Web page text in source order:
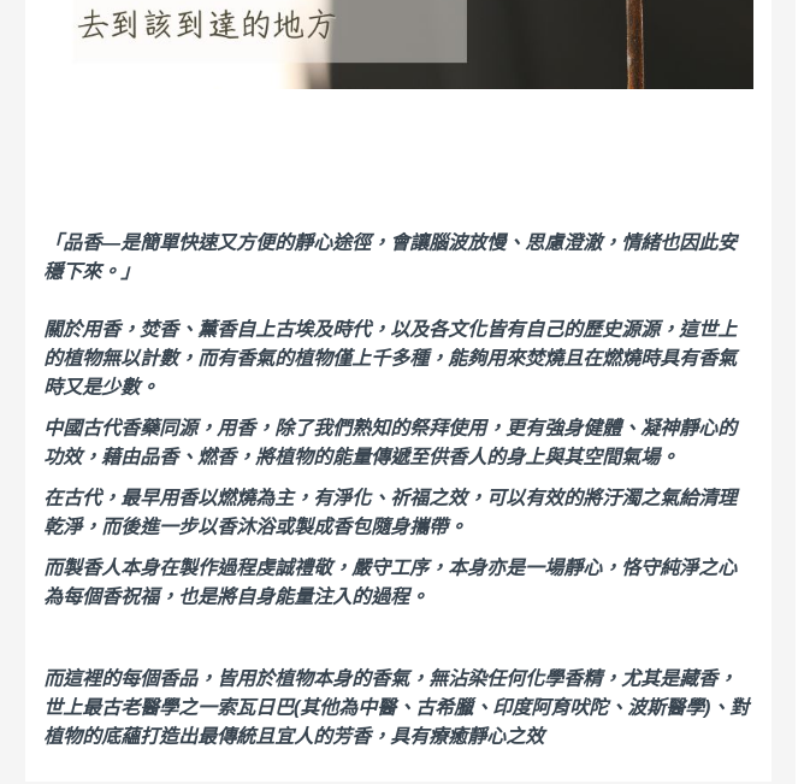
「品香—是簡單快速又方便的靜心途徑，會讓腦波放慢、思慮澄澈，情緒也因此安
穩下來。」
關於用香，焚香、薰香自上古埃及時代，以及各文化皆有自己的歷史源源，這世上
的植物無以計數，而有香氣的植物僅上千多種，能夠用來焚燒且在燃燒時具有香氣
時又是少數。
中國古代香藥同源，用香，除了我們熟知的祭拜使用，更有強身健體、凝神靜心的
功效，藉由品香、燃香，將植物的能量傳遞至供香人的身上與其空間氣場。
在古代，最早用香以燃燒為主，有淨化、祈福之效，可以有效的將汙濁之氣給清理
乾淨，而後進一步以香沐浴或製成香包隨身攜帶。
而製香人本身在製作過程虔誠禮敬，嚴守工序，本身亦是一場靜心，恪守純淨之心
為每個香祝福，也是將自身能量注入的過程。
而這裡的每個香品，皆用於植物本身的香氣，無沾染任何化學香精，尤其是藏香，
世上最古老醫學之一索瓦日巴(其他為中醫、古希臘、印度阿育吠陀、波斯醫學)、對
植物的底蘊打造出最傳統且宜人的芳香，具有療癒靜心之效